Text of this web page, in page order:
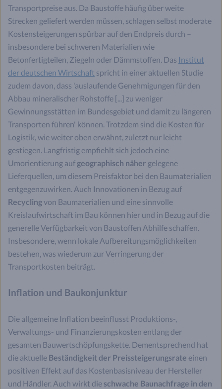
Transportpreise aus. Da Baustoffe häufig über weite
Strecken geliefert werden müssen, schlagen selbst moderate
Kostensteigerungen spürbar auf den Endpreis durch –
insbesondere bei schweren Materialien wie
Betonfertigteilen, Ziegeln oder Dämmstoffen. Das Institut
der deutschen Wirtschaft spricht in einer aktuellen Studie
zudem davon, dass 'auslaufende Genehmigungen für den
Abbau mineralischer Rohstoffe [...] zu weniger
Gewinnungsstätten im Bundesgebiet und damit zu längeren
Transporten führen' können. Trotzdem sind die Kosten für
Logistik, wie weiter oben erwähnt, zuletzt nur leicht
gestiegen. Langfristig empfiehlt sich jedoch eine
Umorientierung auf geographisch näher gelegene
Lieferquellen, um diesem Preisfaktor bei den Baumaterialien
entgegenzuwirken. Auch Innovationen in Bezug auf
Recyclingvon Baumaterialien und eine sinnvolle
Kreislaufwirtschaft im Bau können hier und in Bezug auf die
generelle Verfügbarkeit von Baustoffen Abhilfe schaffen.
Insbesondere, wenn lokale Aufbereitungsmöglichkeiten
bestehen, was wiederum zur Verringerung der
Transportkosten beiträgt.
Inflation und Baukonjunktur
Die allgemeine Inflation beeinflusst Produktions-,
Verwaltungs- und Finanzierungskosten entlang der
gesamten Bauwertschöpfungskette. Dementsprechend hat
die aktuelle Beständigkeit der Preissteigerungsrate einen
positiven Effekt auf das Kostenbasisniveau der Hersteller
und Händler. Auch wirkt die schwache Baunachfrage in den